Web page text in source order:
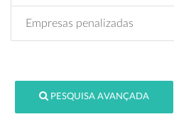
Empresas penalizadas
PESQUISA AVANÇADA